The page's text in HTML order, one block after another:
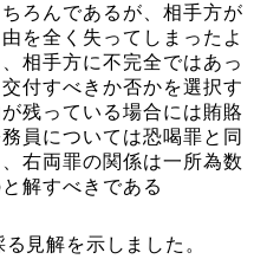
ろんであるが、相手方が
を全く失ってしまったよ
相手方に不完全ではあっ
付すべきか否かを選択す
残っている場合には賄賂
員については恐喝罪と同
右両罪の関係は一所為数
解すべきである
見解を示しました。